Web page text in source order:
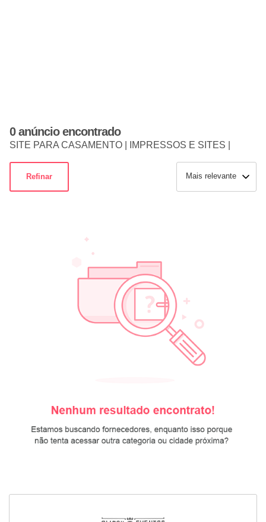
0 anúncio encontrado
SITE PARA CASAMENTO | IMPRESSOS E SITES |
Refinar Mais relevante